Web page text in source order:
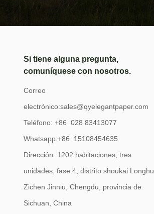
Si tiene alguna pregunta,
comuníquese con nosotros.
Correo
electrónico:sales@qyelegantpaper.com
Teléfono: +86 028 83413077
Whatsapp:+86 15108454635
Dirección: 1202 habitaciones, tres
unidades, fase 4, distrito shoukai Longhu
Zichen Jinniu, Chengdu, provincia de
Sichuan, China